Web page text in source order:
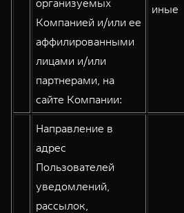
организуемых
Компанией и/или ее
аффилированными
лицами и/или
партнерами, на
сайте Компании:
иные
Направление в
адрес
Пользователей
уведомлений,
рассылок,